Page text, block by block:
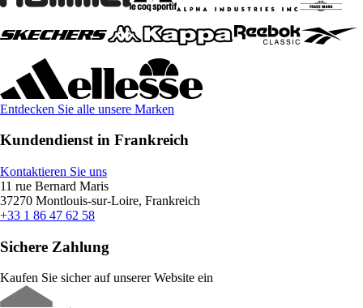
Entdecken Sie alle unsere Marken
Kundendienst in Frankreich
Kontaktieren Sie uns
11 rue Bernard Maris
37270 Montlouis-sur-Loire, Frankreich
+33 1 86 47 62 58
Sichere Zahlung
Kaufen Sie sicher auf unserer Website ein